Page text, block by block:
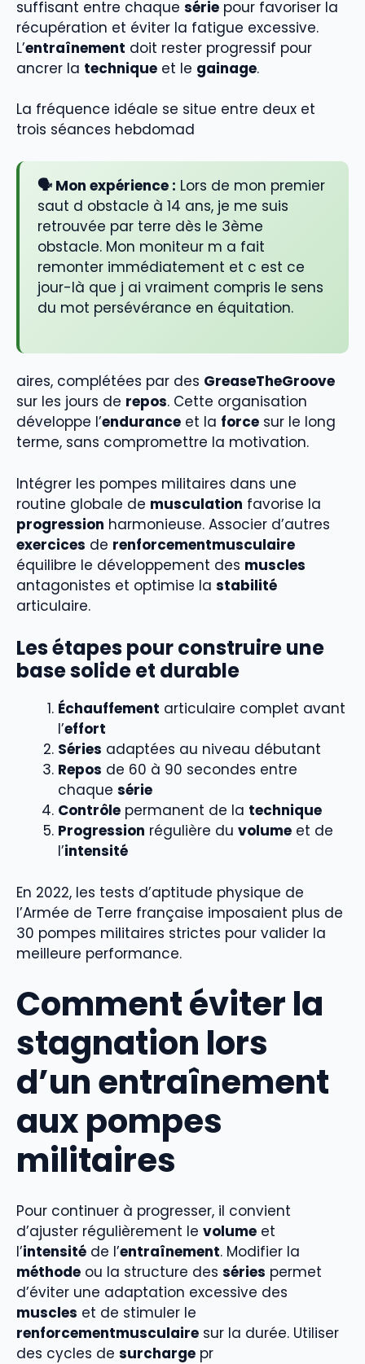
suffisant entre chaque série pour favoriser la
récupération et éviter la fatigue excessive.
L’entraînement doit rester progressif pour
ancrer la technique et le gainage.
La fréquence idéale se situe entre deux et
trois séances hebdomad
🗣️ Mon expérience : Lors de mon premier
saut d obstacle à 14 ans, je me suis
retrouvée par terre dès le 3ème
obstacle. Mon moniteur m a fait
remonter immédiatement et c est ce
jour-là que j ai vraiment compris le sens
du mot persévérance en équitation.
aires, complétées par des GreaseTheGroove
sur les jours de repos. Cette organisation
développe l’endurance et la force sur le long
terme, sans compromettre la motivation.
Intégrer les pompes militaires dans une
routine globale de musculation favorise la
progression harmonieuse. Associer d’autres
exercices de renforcementmusculaire
équilibre le développement des muscles
antagonistes et optimise la stabilité
articulaire.
Les étapes pour construire une
base solide et durable
Échauffement articulaire complet avant
l’effort
Séries adaptées au niveau débutant
Repos de 60 à 90 secondes entre
chaque série
Contrôle permanent de la technique
Progression régulière du volume et de
l’intensité
En 2022, les tests d’aptitude physique de
l’Armée de Terre française imposaient plus de
30 pompes militaires strictes pour valider la
meilleure performance.
Comment éviter la
stagnation lors
d’un entraînement
aux pompes
militaires
Pour continuer à progresser, il convient
d’ajuster régulièrement le volume et
l’intensité de l’entraînement. Modifier la
méthode ou la structure des séries permet
d’éviter une adaptation excessive des
muscles et de stimuler le
renforcementmusculaire sur la durée. Utiliser
des cycles de surcharge pr